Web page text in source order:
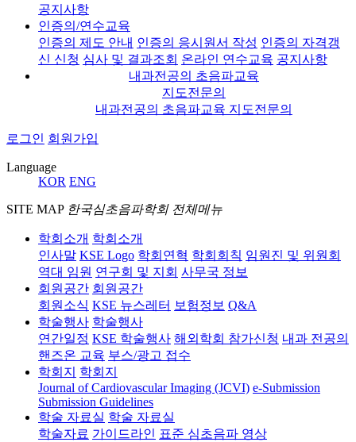
공지사항
인증의/연수교육
인증의 제도 안내 인증의 응시원서 작성 인증의 자격갱
신 신청 심사 및 결과조회 온라인 연수교육 공지사항
내과전공의 초음파교육
지도전문의
내과전공의 초음파교육 지도전문의
로그인 회원가입
Language
KOR ENG
SITE MAP 한국심초음파학회 전체메뉴
학회소개 학회소개
인사말 KSE Logo 학회연혁 학회회칙 임원진 및 위원회
역대 임원 연구회 및 지회 사무국 정보
회원공간 회원공간
회원소식 KSE 뉴스레터 보험정보 Q&A
학술행사 학술행사
연간일정 KSE 학술행사 해외학회 참가신청 내과 전공의
핸즈온 교육 부스/광고 접수
학회지
학회지
Journal of Cardiovascular Imaging (JCVI) e-Submission
Submission Guidelines
학술 자료실 학술 자료실
학술자료 가이드라인 표준 심초음파 영상